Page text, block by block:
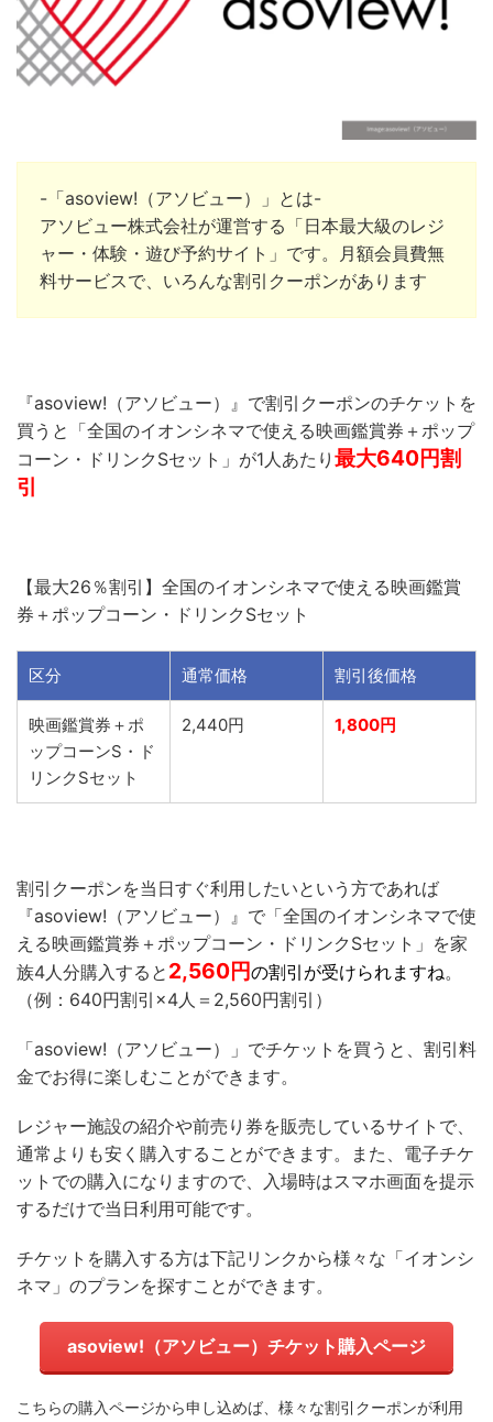
-「asoview!（アソビュー）」とは-
アソビュー株式会社が運営する「日本最大級のレジ
ャー・体験・遊び予約サイト」です。月額会員費無
料サービスで、いろんな割引クーポンがあります
『asoview!（アソビュー）』で割引クーポンのチケットを
買うと「全国のイオンシネマで使える映画鑑賞券＋ポップ
コーン・ドリンクSセット」が1人あたり 最大640円割
引
【最大26％割引】全国のイオンシネマで使える映画鑑賞
券＋ポップコーン・ドリンクSセット
区分 通常価格 割引後価格
映画鑑賞券＋ポ
ップコーンS・ド
リンクSセット
2,440円 1,800円
割引クーポンを当日すぐ利用したいという方であれば
『asoview!（アソビュー）』で「全国のイオンシネマで使
える映画鑑賞券＋ポップコーン・ドリンクSセット」を家
族4人分購入すると 2,560円の割引が受けられますね。
（例：640円割引×4人＝2,560円割引）
「asoview!（アソビュー）」でチケットを買うと、割引料
金でお得に楽しむことができます。
レジャー施設の紹介や前売り券を販売しているサイトで、
通常よりも安く購入することができます。また、電子チケ
ットでの購入になりますので、入場時はスマホ画面を提示
するだけで当日利用可能です。
チケットを購入する方は下記リンクから様々な「イオンシ
ネマ」のプランを探すことができます。
asoview!（アソビュー）チケット購入ページ
こちらの購入ページから申し込めば、様々な割引クーポンが利用